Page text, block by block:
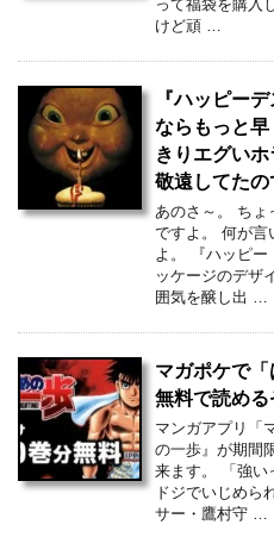
って福袋を購入
けど頑 …
『ハッピー
ならもっと
きりエグい
敬遠してたの
あのさ～。 ちょ
ですよ。 何が言
よ。 『ハッピー
ッケージのデザ
囲気を醸し出 …
マガポケで
無料で読める
マンガアプリ「
の一歩』が期間
来ます。 「強い
ドジでいじめら
サー・鷹村守 …